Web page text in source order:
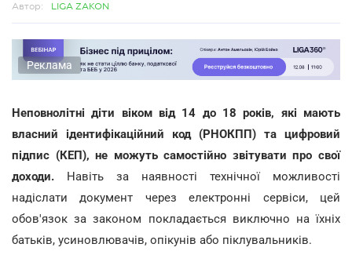
Автор: LIGA ZAKON
Реклама
Неповнолітні діти віком від 14 до 18 років, які мають
власний ідентифікаційний код (РНОКПП) та цифровий
підпис (КЕП), не можуть самостійно звітувати про свої
доходи. Навіть за наявності технічної можливості
надіслати документ через електронні сервіси, цей
обов'язок за законом покладається виключно на їхніх
батьків, усиновлювачів, опікунів або піклувальників.